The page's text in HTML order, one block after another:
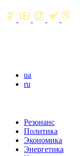
ua
ru
Резонанс
Политика
Экономика
Энергетика